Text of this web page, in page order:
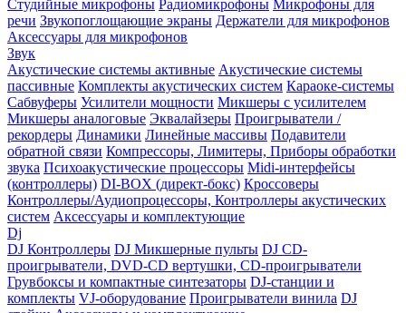
Студийные микрофоны Радиомикрофоны Микрофоны для
речи Звукопоглощающие экраны Держатели для микрофонов
Аксессуары для микрофонов
Звук
Акустические системы активные Акустические системы
пассивные Комплекты акустических систем Караоке-системы
Сабвуферы Усилители мощности Микшеры с усилителем
Микшеры аналоговые Эквалайзеры Проигрыватели /
рекордеры Динамики Линейные массивы Подавители
обратной связи Компрессоры, Лимитеры, Приборы обработки
звука Психоакустические процессоры Midi-интерфейсы
(контроллеры) DI-BOX (директ-бокс) Кроссоверы
Контроллеры/Аудиопроцессоры, Контроллеры акустических
систем Аксессуары и комплектующие
Dj
DJ Контроллеры DJ Микшерные пульты DJ CD-
проигрыватели, DVD-CD вертушки, CD-проигрыватели
Грувбоксы и компактные синтезаторы DJ-станции и
комплекты VJ-оборудование Проигрыватели винила DJ